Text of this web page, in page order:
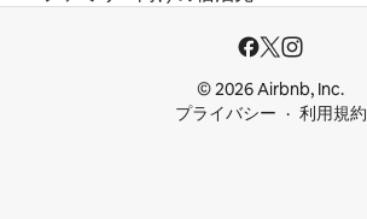
© 2026 Airbnb, Inc.
プライバシー
利用規約